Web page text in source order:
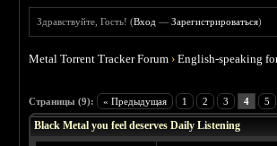
Здравствуйте, Гость! (Вход —Зарегистрироваться)
Metal Torrent Tracker Forum ›English-speaking
Страницы (9): « Предыдущая 1 2 3 4 5
Black Metal you feel deserves Daily Listening